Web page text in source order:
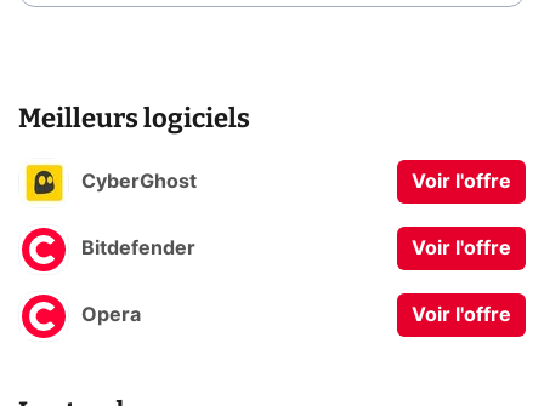
Meilleurs logiciels
CyberGhost Voir l'offre
Bitdefender Voir l'offre
Opera Voir l'offre